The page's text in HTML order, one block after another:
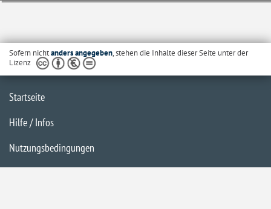
Sofern nichtanders angegeben, stehen die Inhalte dieser Seite unter der
Lizenz
Startseite
Hilfe / Infos
Nutzungsbedingungen